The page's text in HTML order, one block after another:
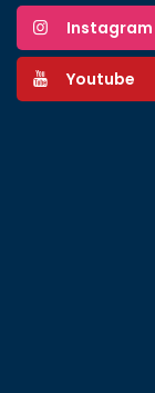
Instagram
Youtube